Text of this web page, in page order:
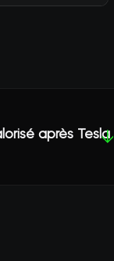
après Tesla
↓